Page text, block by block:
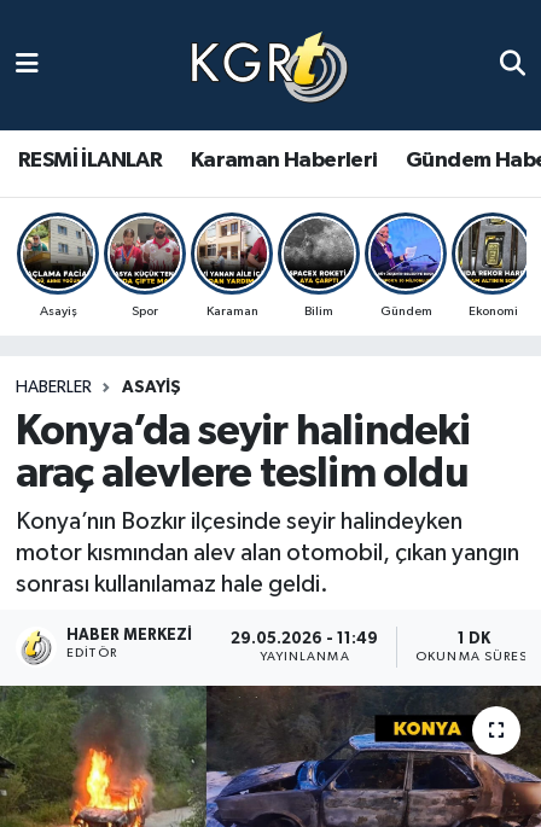
RESMİ İLANLAR Karaman Haberleri Gündem
Asayiş Spor Karaman Bilim Gündem Ekonomi
HABERLER ASAYIŞ
Konya’da seyir halindeki
araç alevlere teslim oldu
Konya’nın Bozkır ilçesinde seyir halindeyken
motor kısmından alev alan otomobil, çıkan yangın
sonrası kullanılamaz hale geldi.
HABER MERKEZI
EDITÖR
29.05.2026 - 11:49
YAYINLANMA
1 DK
OKUNMA SÜRESI
Gündem Haberleri
Güncel Haberler
Spor Haberleri
Ulusal Haberler
Vefat Edenler